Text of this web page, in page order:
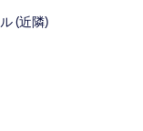
(近隣)